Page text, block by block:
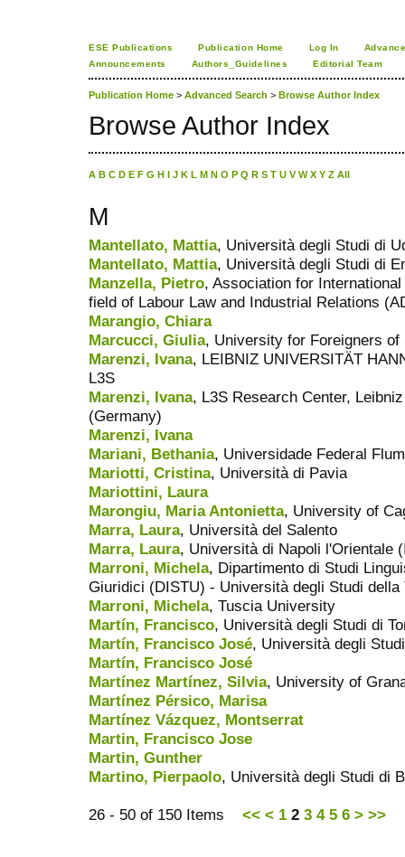
ESE Publications Publication Home Log In
Announcements
Authors_Guidelines Editorial Team
Publication Home > Advanced Search > Browse Author Index
Browse Author Index
A B C D E F G H I J K L M N O P Q R S T U V W X Y Z All
M
Mantellato, Mattia, Università degli Studi di
Mantellato, Mattia, Università degli Studi di
Manzella, Pietro, Association for
field of Labour Law and Industrial Relations
Marangio, Chiara
Marcucci, Giulia, University for Foreigners of
Marenzi, Ivana, LEIBNIZ UNIVERSITÄT
L3S
Marenzi, Ivana, L3S Research Center,
(Germany)
Marenzi, Ivana
Mariani, Bethania, Universidade Federal
Mariotti, Cristina, Università di Pavia
Mariottini, Laura
Marongiu, Maria Antonietta, University of
Marra, Laura, Università del Salento
Marra, Laura, Università di Napoli l'Orientale
Marroni, Michela, Dipartimento di Studi
Giuridici (DISTU) - Università degli Studi della
Marroni, Michela, Tuscia University
Martín, Francisco, Università degli Studi di
Martín, Francisco José, Università degli
Martín, Francisco José
Martínez Martínez, Silvia, University of
Martínez Pérsico, Marisa
Martínez Vázquez, Montserrat
Martin, Francisco Jose
Martin, Gunther
Martino, Pierpaolo, Università degli Studi di
26 - 50 of 150 Items << < 1 2 3 4 5 6 > >>